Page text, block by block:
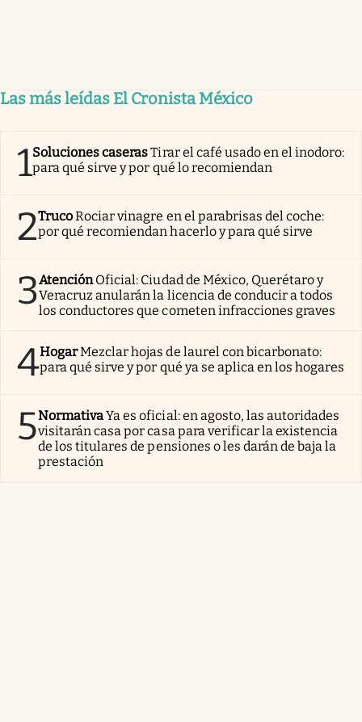
Las más leídas El Cronista México
1Soluciones caserasTirar el café usado en el inodoro:
para qué sirve y por qué lo recomiendan
2TrucoRociar vinagre en el parabrisas del coche:
por qué recomiendan hacerlo y para qué sirve
3AtenciónOficial: Ciudad de México, Querétaro y
Veracruz anularán la licencia de conducir a todos
los conductores que cometen infracciones graves
4HogarMezclar hojas de laurel con bicarbonato:
para qué sirve y por qué ya se aplica en los hogares
5NormativaYa es oficial: en agosto, las autoridades
visitarán casa por casa para verificar la existencia
de los titulares de pensiones o les darán de baja la
prestación